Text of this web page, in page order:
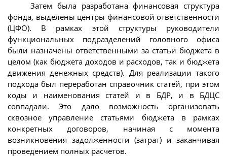
Затем была разработана финансовая структура
фонда, выделены центры финансовой ответственности
(ЦФО). В рамках этой структуры руководители
функциональных подразделений головного офиса
были назначены ответственными за статьи бюджета в
целом (как бюджета доходов и расходов, так и бюджета
движения денежных средств). Для реализации такого
подхода был переработан справочник статей, при этом
коды и наименования статей и в БДР, и в БДЦС
совпадали. Это дало возможность организовать
сквозное управление статьями бюджета в рамках
конкретных договоров, начиная с момента
возникновения задолженности (затрат) и заканчивая
проведением полных расчетов.